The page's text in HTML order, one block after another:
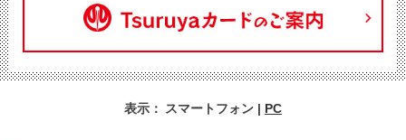
表示： スマートフォン | PC